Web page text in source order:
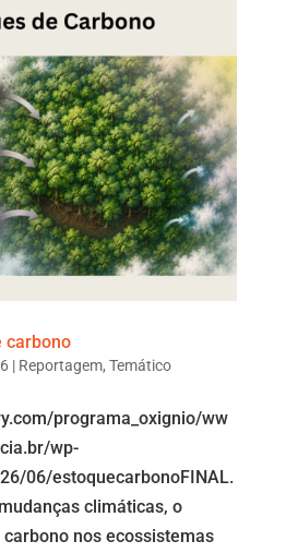
carbono
| Reportagem, Temático
programa_oxignio/ww
wp-
06/estoquecarbonoFINAL.
climáticas, o
nos ecossistemas